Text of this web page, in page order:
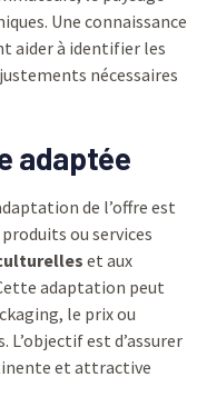
Une connaissance
aider à identifier les
nécessaires
adaptée
de l’offre est
produits ou services
et aux
adaptation peut
le prix ou
est d’assurer
et attractive